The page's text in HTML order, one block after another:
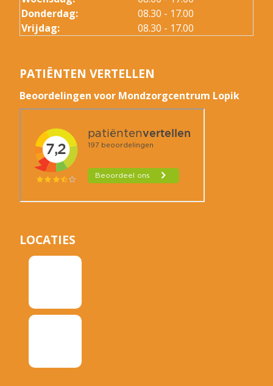
Donderdag:
08.30 - 17.00
Vrijdag:
08.30 - 17.00
PATIËNTEN VERTELLEN
Beoordelingen voor Mondzorgcentrum Lopik
LOCATIES